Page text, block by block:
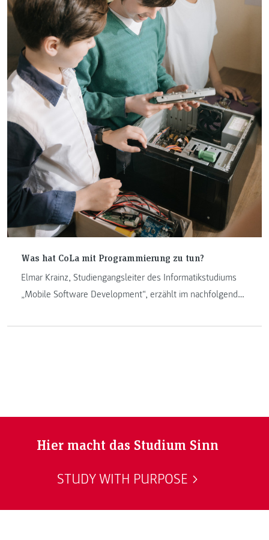
Was hat CoLa mit Programmierung zu tun?
Elmar Krainz, Studiengangsleiter des Informatikstudiums
„Mobile Software Development“, erzählt im nachfolgenden
Hier macht das Studium Sinn
STUDY WITH PURPOSE